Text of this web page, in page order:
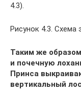
4.3).
Рисунок 4.3. Схема
Таким же
и почечную
Принса
вертикальный